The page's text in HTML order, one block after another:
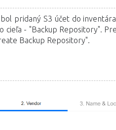
pridaný S3 účet do
cieľa - "Backup Repository".
Backup Repository".